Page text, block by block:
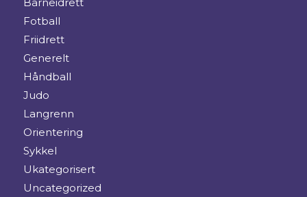
Barneidrett
Fotball
Friidrett
Generelt
Håndball
Judo
Langrenn
Orientering
Sykkel
Ukategorisert
Uncategorized